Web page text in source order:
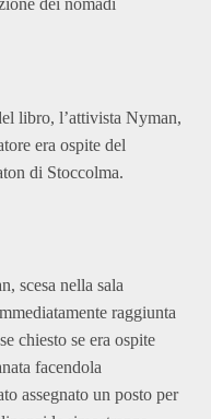
dei nomadi
libro, l’attivista Nyman,
era ospite del
di Stoccolma.
scesa nella sala
raggiunta
chiesto se era ospite
facendola
assegnato un posto per